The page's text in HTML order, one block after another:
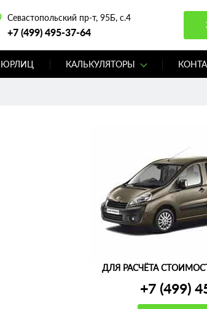
Севастопольский пр-т, 95Б, с.4
+7 (499) 495-37-64
КАЛЬКУЛЯТОРЫ
ДЛЯ РАСЧЁТА
+7 (499)